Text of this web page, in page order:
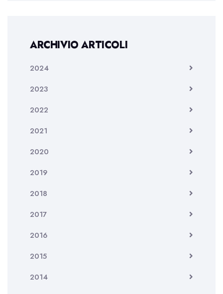
ARCHIVIO ARTICOLI
2024
2023
2022
2021
2020
2019
2018
2017
2016
2015
2014